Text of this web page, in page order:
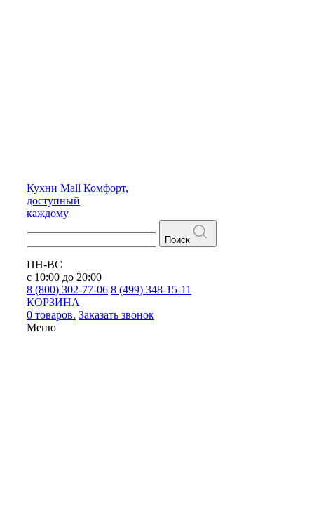
Кухни Mall Комфорт,
доступный
каждому
Поиск
ПН-ВС
с 10:00 до 20:00
8 (800) 302-77-06 8 (499) 348-15-11
КОРЗИНА
0 товаров. Заказать звонок
Меню